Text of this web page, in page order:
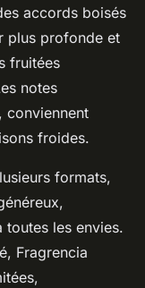
accords boisés
plus profonde et
fruitées
notes
conviennent
froides.
formats,
toutes les envies.
Fragrencia